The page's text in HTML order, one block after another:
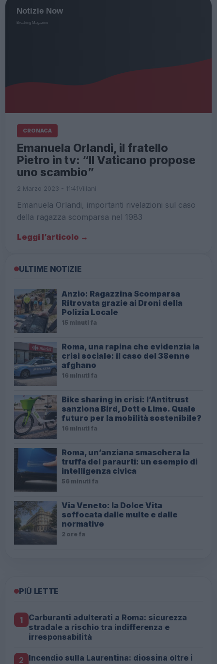
CRONACA
Emanuela Orlandi, il fratello
Pietro in tv: “Il Vaticano propose
uno scambio”
2 Marzo 2023 - 11:41Villani
Emanuela Orlandi, importanti rivelazioni sul caso
della ragazza scomparsa nel 1983
Leggi l’articolo →
ULTIME NOTIZIE
Anzio: Ragazzina Scomparsa
Ritrovata grazie ai Droni della
Polizia Locale
15 minuti fa
Roma, una rapina che evidenzia la
crisi sociale: il caso del 38enne
afghano
16 minuti fa
Bike sharing in crisi: l’Antitrust
sanziona Bird, Dott e Lime. Quale
futuro per la mobilità sostenibile?
16 minuti fa
Roma, un’anziana smaschera la
truffa del paraurti: un esempio di
intelligenza civica
56 minuti fa
Via Veneto: la Dolce Vita
soffocata dalle multe e dalle
normative
2 ore fa
PIÙ LETTE
1
Carburanti adulterati a Roma: sicurezza
stradale a rischio tra indifferenza e
irresponsabilità
2 Incendio sulla Laurentina: diossina oltre i